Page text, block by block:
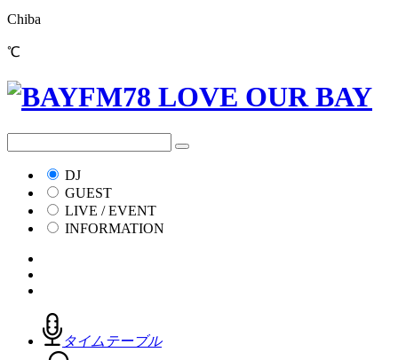
Chiba
℃
DJ
GUEST
LIVE / EVENT
INFORMATION
タイムテーブル